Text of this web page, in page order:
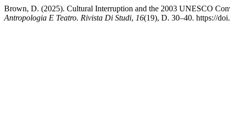
Brown, D. (2025). Cultural Interruption and the 2003 UNESCO
Antropologia E Teatro. Rivista Di Studi, 16(19), D. 30–40. https://